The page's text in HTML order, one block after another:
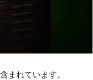
まれています。